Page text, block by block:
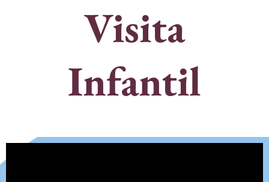
Visita
Infantil